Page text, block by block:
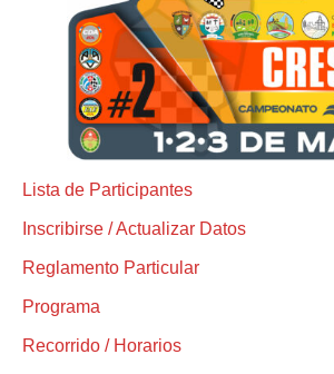
Lista de Participantes
Inscribirse / Actualizar Datos
Reglamento Particular
Programa
Recorrido / Horarios